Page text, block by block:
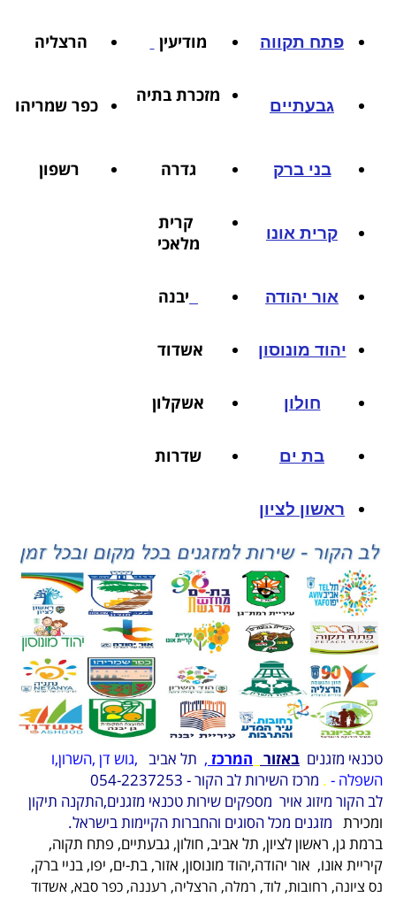
פתח תקווה מודיעין הרצליה
גבעתיים
מזכרת בתיה כפר שמריהו
בני ברק גדרה רשפון
קרית אונו
קרית
מלאכי
אור יהודה יבנה
יהוד מונוסון אשדוד
חולון אשקלון
בת ים שדרות
ראשון לציון
טכנאי מזגנים באזור המרכז , תל אביב ,גוש דן ,השרון,ו
השפלה - . מרכז השירות לב הקור - 054-2237253
לב הקור מיזוג אויר מספקים שירות טכנאי מזגנים,התקנה תיקון
ומכירת מזגנים מכל הסוגים והחברות הקיימות בישראל.
ברמת גן, ראשון לציון, תל אביב, חולון, גבעתיים, פתח תקוה,
קיריית אונו, אור יהודה,יהוד מונוסון, אזור, בת-ים, יפו, בניי ברק,
נס ציונה, רחובות, לוד, רמלה, הרצליה, רעננה, כפר סבא, אשדוד